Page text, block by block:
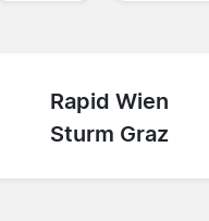
Rapid Wien
Sturm Graz